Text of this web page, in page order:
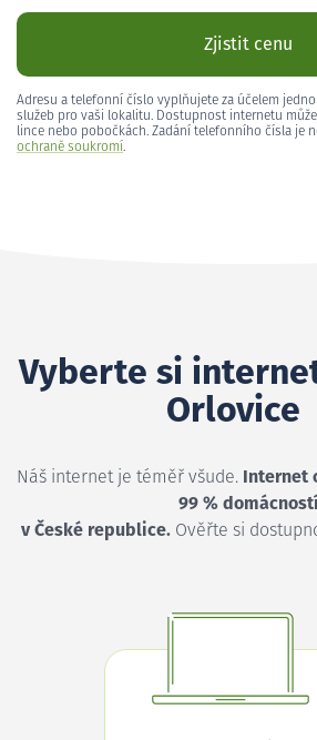
Zjistit cenu
Adresu a telefonní číslo vyplňujete za účelem
služeb pro vaši lokalitu. Dostupnost internetu
lince nebo pobočkách. Zadání telefonního čísla je
ochraně soukromí.
Vyberte si
Orlovice
Náš internet je téměř všude. Internet
99 % domácností
v České republice. Ověřte si